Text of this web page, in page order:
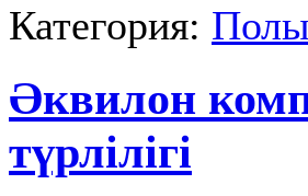
Категория:
Әквилон
түрлілігі